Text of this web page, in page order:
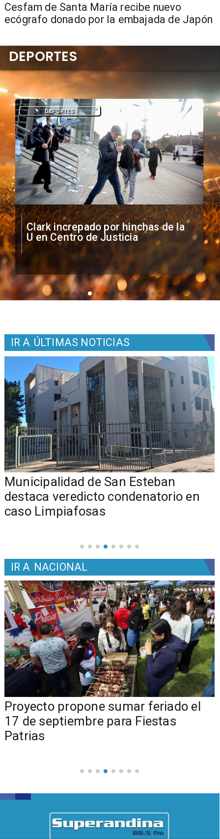
Cesfam de Santa María recibe nuevo
ecógrafo donado por la embajada de Japón
Vozinha firma contrato con Colo
Colo como nuevo arquero
DEPORTES
DEPORTES
IR A ÚLTIMAS NOTICIAS
Municipalidad de San Esteban
destaca veredicto condenatorio en
caso Limpiafosas
IR A NACIONAL
Proyecto propone sumar feriado el
17 de septiembre para Fiestas
Patrias